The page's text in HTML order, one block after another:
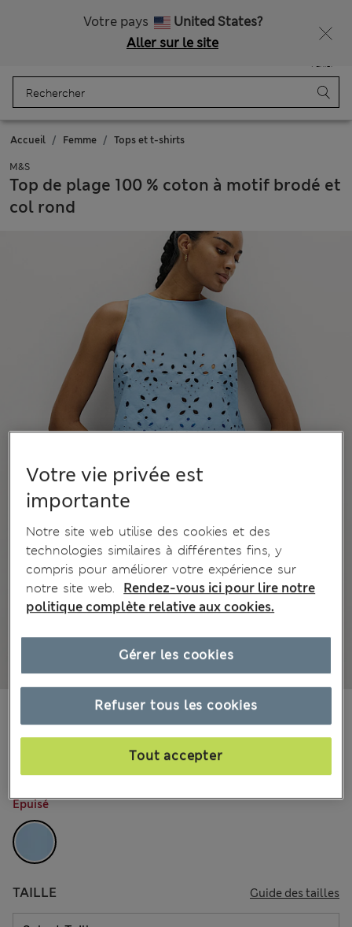
Votre pays
United States?
Aller sur le site
Panier
Accueil Femme Tops et t-shirts
M&S
Top de plage 100 % coton à motif brodé et
col rond
CHF40.90
Tous les prix incluent les taxes et les frais de douanes
Épuisé
TAILLE Guide des tailles
Votre vie privée est
importante
Notre site web utilise des cookies et des
technologies similaires à différentes fins, y
compris pour améliorer votre expérience sur
notre site web.
Rendez-vous ici pour lire notre
politique complète relative aux cookies.
Refuser tous les cookies
Tout accepter
Gérer les cookies